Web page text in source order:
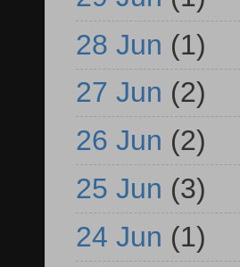
28 Jun (1)
27 Jun (2)
26 Jun (2)
25 Jun (3)
24 Jun (1)